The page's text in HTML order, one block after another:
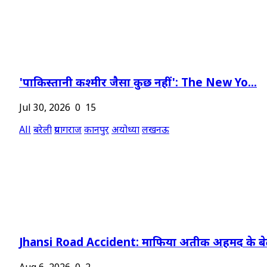
'पाकिस्तानी कश्मीर जैसा कुछ नहीं': The New Yo...
Jul 30, 2026 0 15
Allबरेलीप्रयागराजकानपुरअयोध्यालखनऊ
Jhansi Road Accident: माफिया अतीक अहमद के